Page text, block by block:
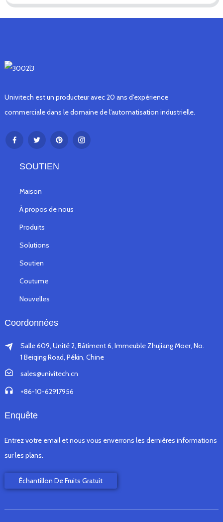
Univitech est un producteur avec 20 ans d'expérience
commerciale dans le domaine de l'automatisation industrielle.
SOUTIEN
Maison
À propos de nous
Produits
Solutions
Soutien
Coutume
Nouvelles
Coordonnées
Salle 609, Unité 2, Bâtiment 6, Immeuble Zhujiang Moer, No.
1 Beiqing Road, Pékin, Chine
sales@univitech.cn
+86-10-62917956
Enquête
Entrez votre email et nous vous enverrons les dernières informations
sur les plans.
Échantillon De Fruits Gratuit